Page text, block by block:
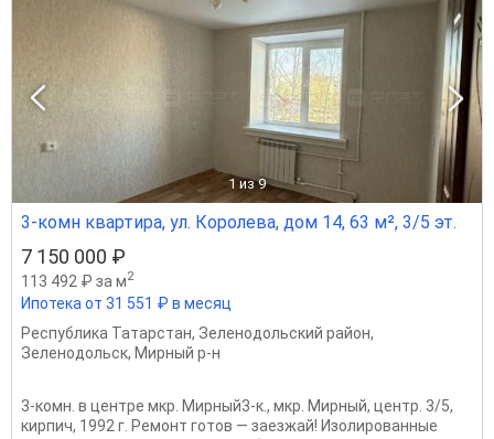
1 из 9
3-комн квартира, ул. Королева, дом 14, 63 м², 3/5 эт.
7 150 000 ₽
113 492 ₽ за м2
Ипотека от 31 551 ₽ в месяц
Республика Татарстан, Зеленодольский район,
Зеленодольск, Мирный р-н
3‑комн. в центре мкр. Мирный3‑к., мкр. Мирный, центр. 3/5,
кирпич, 1992 г. Ремонт готов — заезжай! Изолированные